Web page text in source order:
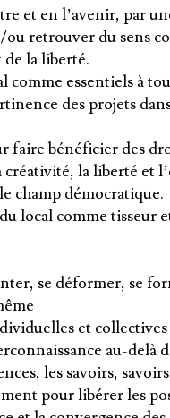
et en l’avenir, par
retrouver du sens
la liberté.
essentiels à
des projets
faire bénéficier des
la liberté et
champ démocratique.
local comme tisseur
se déformer, se
et collectives
au-delà
les savoirs,
pour libérer les